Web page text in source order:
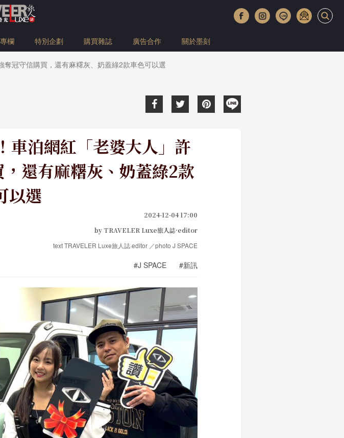
專欄 特別企劃 購買雜誌 廣告合作 關於墨刻
冠守信購買，還有麻糬灰、奶蓋綠2款車色可以選
車泊網紅「老婆大人」許
還有麻糬灰、奶蓋綠2款
以選
2024-12-04 17:00
by TRAVELER Luxe旅人誌·editor
text TRAVELER Luxe旅人誌·editor ／photo J SPACE
#J SPACE #新訊